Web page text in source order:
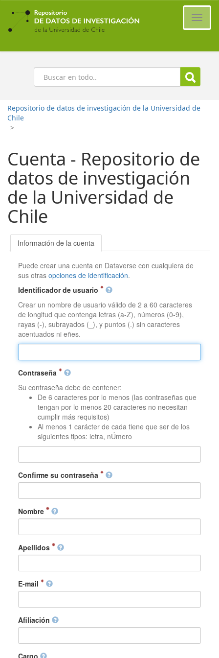
Ir
contenido
principal
Buscar
Repositorio de datos de investigación de la Universidad de
Chile
>
Cuenta - Repositorio de
datos de investigación
de la Universidad de
Chile
Información de la cuenta
Puede crear una cuenta en Dataverse con cualquiera de
sus otrasopciones de identificación.
Identificador de usuario
Crear un nombre de usuario válido de 2 a 60 caracteres
de longitud que contenga letras (a-Z), números (0-9),
rayas (-), subrayados (_), y puntos (.) sin caracteres
acentuados ni eñes.
Contraseña
Su contraseña debe de contener:
De 6 caracteres por lo menos (las contraseñas que
tengan por lo menos 20 caracteres no necesitan
cumplir más requisitos)
Al menos 1 carácter de cada tiene que ser de los
siguientes tipos: letra, nÚmero
Confirme su contraseña
Nombre
Apellidos
E-mail
Afiliación
Cargo